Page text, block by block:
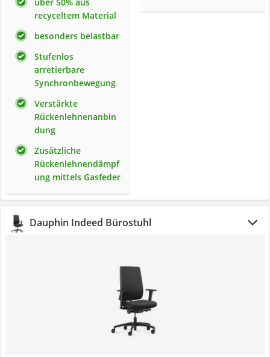
recyceltem Material
besonders belastbar
Stufenlos
arretierbare
Synchronbewegung
Verstärkte
Rückenlehnenanbin
dung
Zusätzliche
Rückenlehnendämpf
ung mittels Gasfeder
Dauphin Indeed Bürostuhl